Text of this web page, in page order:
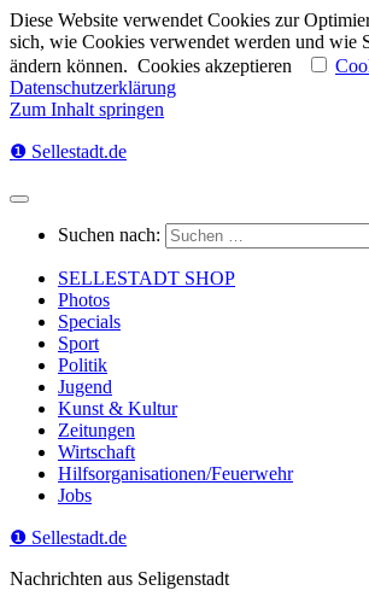
Diese Website verwendet Cookies zur
sich, wie Cookies verwendet werden und wie
ändern können. Cookies akzeptieren
Datenschutzerklärung
Zum Inhalt springen
❶ Sellestadt.de
Suchen nach:
SELLESTADT SHOP
Photos
Specials
Sport
Politik
Jugend
Kunst & Kultur
Zeitungen
Wirtschaft
Hilfsorganisationen/Feuerwehr
Jobs
❶ Sellestadt.de
Nachrichten aus Seligenstadt